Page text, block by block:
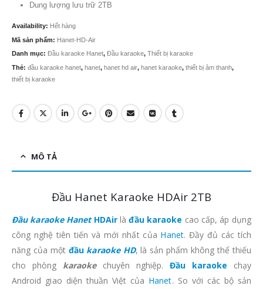
Dung lượng lưu trữ 2TB
Availability: Hết hàng
Mã sản phẩm: Hanet-HD-Air
Danh mục: Đầu karaoke Hanet, Đầu karaoke, Thiết bị karaoke
Thẻ: đầu karaoke hanet, hanet, hanet hd air, hanet karaoke, thiết bị âm thanh,
thiết bị karaoke
MÔ TẢ
Đầu Hanet Karaoke HDAir 2TB
Đầu karaoke Hanet HDAirlàđầu karaoke cao cấp, áp dụng
công nghệ tiên tiến và mới nhất của Hanet. Đầy đủ các tích
năng của một đầu karaoke HD, là sản phẩm không thể thiếu
cho phòng karaokechuyên nghiệp. Đầu karaoke chạy
Android giao diện thuần Việt của Hanet. So với các bộ sản